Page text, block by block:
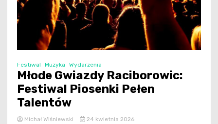
Festiwal Muzyka Wydarzenia
Młode Gwiazdy Raciborowic:
Festiwal Piosenki Pełen
Talentów
Michał Wiśniewski 24 kwietnia 2026